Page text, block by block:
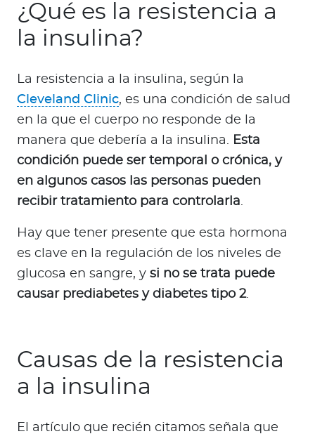
¿Qué es la resistencia a
la insulina?
La resistencia a la insulina, según la
Cleveland Clinic, es una condición de salud
en la que el cuerpo no responde de la
manera que debería a la insulina. Esta
condición puede ser temporal o crónica, y
en algunos casos las personas pueden
recibir tratamiento para controlarla.
Hay que tener presente que esta hormona
es clave en la regulación de los niveles de
glucosa en sangre, y si no se trata puede
causar prediabetes y diabetes tipo 2.
Causas de la resistencia
a la insulina
El artículo que recién citamos señala que